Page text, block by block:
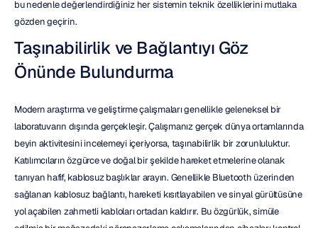
bu nedenle değerlendirdiğiniz her sistemin teknik özelliklerini mutlaka
gözden geçirin.
Taşınabilirlik ve Bağlantıyı Göz
Önünde Bulundurma
Modern araştırma ve geliştirme çalışmaları genellikle geleneksel bir
laboratuvarın dışında gerçekleşir. Çalışmanız gerçek dünya ortamlarında
beyin aktivitesini incelemeyi içeriyorsa, taşınabilirlik bir zorunluluktur.
Katılımcıların özgürce ve doğal bir şekilde hareket etmelerine olanak
tanıyan hafif, kablosuz başlıklar arayın. Genellikle Bluetooth üzerinden
sağlanan kablosuz bağlantı, hareketi kısıtlayabilen ve sinyal gürültüsüne
yol açabilen zahmetli kabloları ortadan kaldırır. Bu özgürlük, simüle